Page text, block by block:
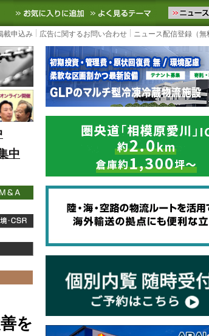
外の最新の物流ニュースをお届けします。
お気に入りに追加 よく見るテ
載申込み 広告に関するお問い合わせ ニュース配信登録（無
中
を